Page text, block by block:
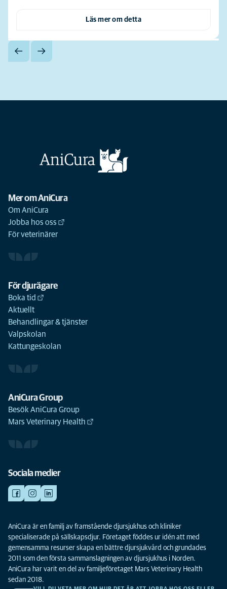
Läs mer om detta
Mer om AniCura
Om AniCura
Jobba hos oss
För veterinärer
För djurägare
Boka tid
Aktuellt
Behandlingar & tjänster
Valpskolan
Kattungeskolan
AniCura Group
Besök AniCura Group
Mars Veterinary Health
Sociala medier
AniCura är en familj av framstående djursjukhus och kliniker
specialiserade på sällskapsdjur. Företaget föddes ur idén att med
gemensamma resurser skapa en bättre djursjukvård och grundades
2011 som den första sammanslagningen av djursjukhus i Norden.
AniCura har varit en del av familjeföretaget Mars Veterinary Health
sedan 2018.